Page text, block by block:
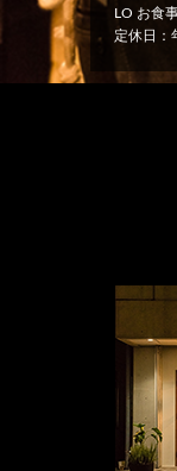
LO お食
定休日：